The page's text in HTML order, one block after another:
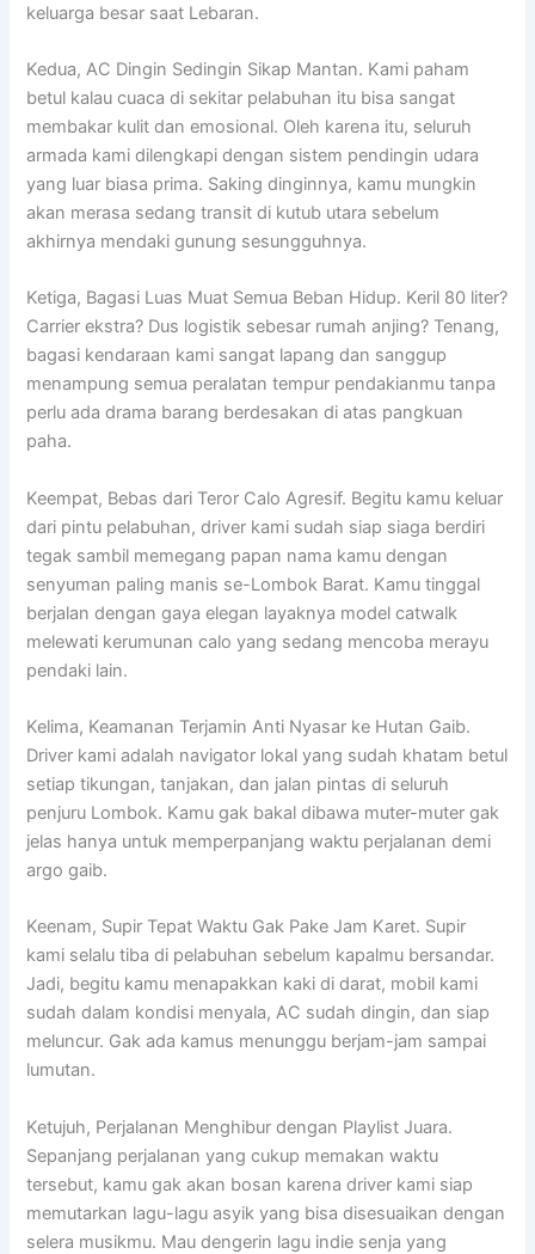
keluarga besar saat Lebaran.
Kedua, AC Dingin Sedingin Sikap Mantan. Kami paham
betul kalau cuaca di sekitar pelabuhan itu bisa sangat
membakar kulit dan emosional. Oleh karena itu, seluruh
armada kami dilengkapi dengan sistem pendingin udara
yang luar biasa prima. Saking dinginnya, kamu mungkin
akan merasa sedang transit di kutub utara sebelum
akhirnya mendaki gunung sesungguhnya.
Ketiga, Bagasi Luas Muat Semua Beban Hidup. Keril 80 liter?
Carrier ekstra? Dus logistik sebesar rumah anjing? Tenang,
bagasi kendaraan kami sangat lapang dan sanggup
menampung semua peralatan tempur pendakianmu tanpa
perlu ada drama barang berdesakan di atas pangkuan
paha.
Keempat, Bebas dari Teror Calo Agresif. Begitu kamu keluar
dari pintu pelabuhan, driver kami sudah siap siaga berdiri
tegak sambil memegang papan nama kamu dengan
senyuman paling manis se-Lombok Barat. Kamu tinggal
berjalan dengan gaya elegan layaknya model catwalk
melewati kerumunan calo yang sedang mencoba merayu
pendaki lain.
Kelima, Keamanan Terjamin Anti Nyasar ke Hutan Gaib.
Driver kami adalah navigator lokal yang sudah khatam betul
setiap tikungan, tanjakan, dan jalan pintas di seluruh
penjuru Lombok. Kamu gak bakal dibawa muter-muter gak
jelas hanya untuk memperpanjang waktu perjalanan demi
argo gaib.
Keenam, Supir Tepat Waktu Gak Pake Jam Karet. Supir
kami selalu tiba di pelabuhan sebelum kapalmu bersandar.
Jadi, begitu kamu menapakkan kaki di darat, mobil kami
sudah dalam kondisi menyala, AC sudah dingin, dan siap
meluncur. Gak ada kamus menunggu berjam-jam sampai
lumutan.
Ketujuh, Perjalanan Menghibur dengan Playlist Juara.
Sepanjang perjalanan yang cukup memakan waktu
tersebut, kamu gak akan bosan karena driver kami siap
memutarkan lagu-lagu asyik yang bisa disesuaikan dengan
selera musikmu. Mau dengerin lagu indie senja yang